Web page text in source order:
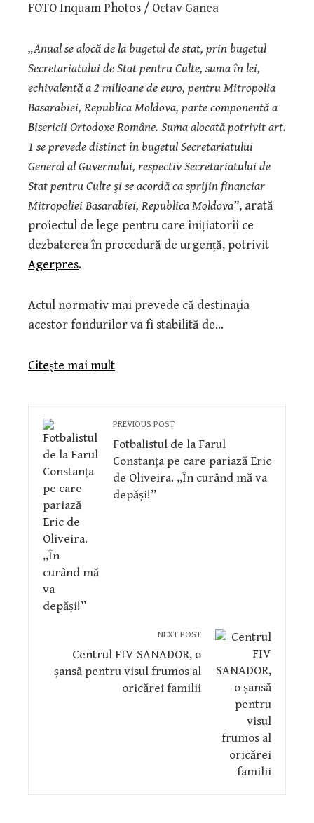
FOTO Inquam Photos / Octav Ganea
„Anual se alocă de la bugetul de stat, prin bugetul
Secretariatului de Stat pentru Culte, suma în lei,
echivalentă a 2 milioane de euro, pentru Mitropolia
Basarabiei, Republica Moldova, parte componentă a
Bisericii Ortodoxe Române. Suma alocată potrivit art.
1 se prevede distinct în bugetul Secretariatului
General al Guvernului, respectiv Secretariatului de
Stat pentru Culte şi se acordă ca sprijin financiar
Mitropoliei Basarabiei, Republica Moldova”, arată
proiectul de lege pentru care inițiatorii ce
dezbaterea în procedură de urgență, potrivit
Agerpres.
Actul normativ mai prevede că destinaţia
acestor fondurilor va fi stabilită de…
Citeşte mai mult
PREVIOUS POST
Fotbalistul de la Farul
Constanța pe care pariază Eric
de Oliveira. „În curând mă va
depăși!”
NEXT POST
Centrul FIV SANADOR, o
șansă pentru visul frumos al
oricărei familii